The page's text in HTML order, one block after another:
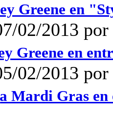
Greene en
02/2013
Greene en
02/2013
Mardi Gras